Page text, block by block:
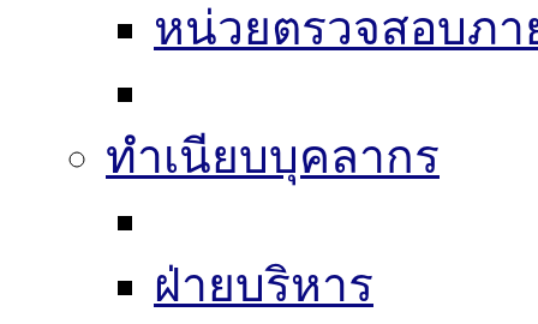
หน่วยตรวจสอบภา
ทำเนียบบุคลากร
ฝ่ายบริหาร